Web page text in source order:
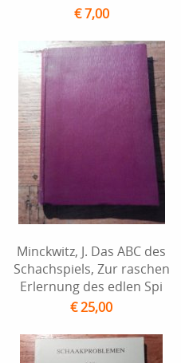
€ 7,00
Minckwitz, J. Das ABC des
Schachspiels, Zur raschen
Erlernung des edlen Spi
€ 25,00